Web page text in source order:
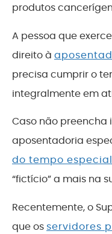
produtos
A pessoa que
direito à
precisa cumprir o
integralmente em
Caso não preencha
aposentadoria
do tempo especial
“fictício” a mais na
Recentemente, o
que os servidores